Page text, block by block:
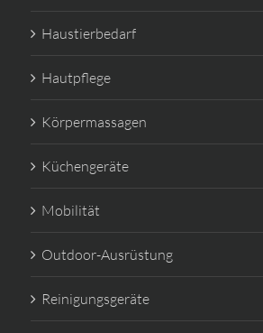
Haustierbedarf
Hautpflege
Körpermassagen
Küchengeräte
Mobilität
Outdoor-Ausrüstung
Reinigungsgeräte